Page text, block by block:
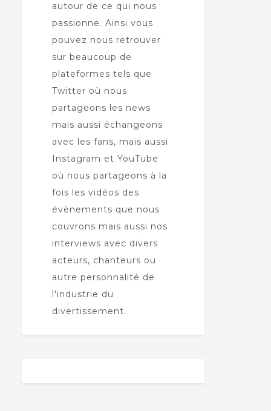
autour de ce qui nous
passionne. Ainsi vous
pouvez nous retrouver
sur beaucoup de
plateformes tels que
Twitter où nous
partageons les news
mais aussi échangeons
avec les fans, mais aussi
Instagram et YouTube
où nous partageons à la
fois les vidéos des
évènements que nous
couvrons mais aussi nos
interviews avec divers
acteurs, chanteurs ou
autre personnalité de
l'industrie du
divertissement.